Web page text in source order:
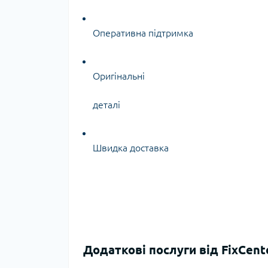
Оперативна підтримка
Оригінальні
деталі
Швидка доставка
Додаткові послуги від